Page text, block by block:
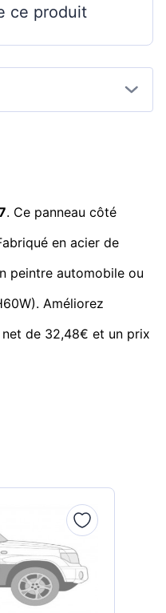
ce produit
. Ce panneau côté
en acier de
peintre automobile ou
Améliorez
de 32,48€ et un prix